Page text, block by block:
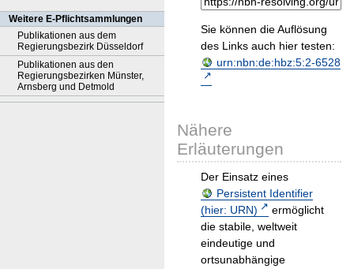
Weitere E-Pflichtsammlungen
Publikationen aus dem
Regierungsbezirk Düsseldorf
Publikationen aus den
Regierungsbezirken Münster,
Arnsberg und Detmold
Sie können die Auflösung
des Links auch hier testen:
urn:nbn:de:hbz:5:2-6528
Nähere
Erläuterungen
Der Einsatz eines
Persistent Identifier
(hier: URN)
ermöglicht
die stabile, weltweit
eindeutige und
ortsunabhängige